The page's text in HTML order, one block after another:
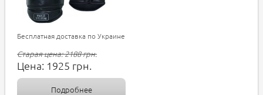
Бесплатная доставка по Украине
Старая цена:2188грн.
Цена: 1925 грн.
Подробнее